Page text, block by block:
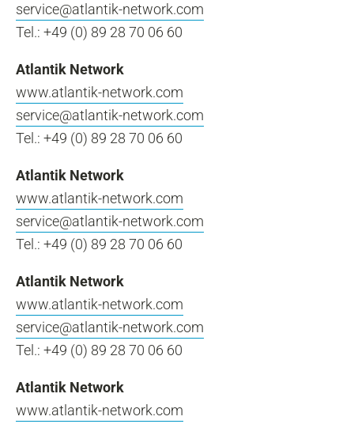
service@atlantik-network.com
Tel.: +49 (0) 89 28 70 06 60
Atlantik Network
www.atlantik-network.com
service@atlantik-network.com
Tel.: +49 (0) 89 28 70 06 60
Atlantik Network
www.atlantik-network.com
service@atlantik-network.com
Tel.: +49 (0) 89 28 70 06 60
Atlantik Network
www.atlantik-network.com
service@atlantik-network.com
Tel.: +49 (0) 89 28 70 06 60
Atlantik Network
www.atlantik-network.com